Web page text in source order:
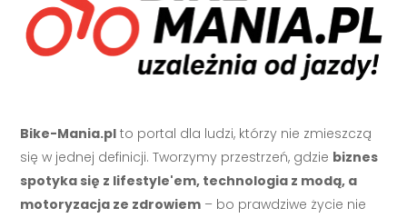
Bike-Mania.pl to portal dla ludzi, którzy nie zmieszczą
się w jednej definicji. Tworzymy przestrzeń, gdzie biznes
spotyka się z lifestyle'em, technologia z modą, a
motoryzacja ze zdrowiem – bo prawdziwe życie nie